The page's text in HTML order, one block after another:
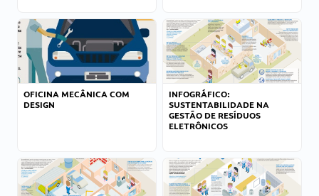
OFICINA MECÂNICA COM
DESIGN
INFOGRÁFICO:
SUSTENTABILIDADE NA
GESTÃO DE RESÍDUOS
ELETRÔNICOS